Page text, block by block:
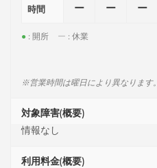
時間 ー ー ー
● : 開所 ー : 休業
※営業時間は曜日により異なります。
対象障害(概要)
情報なし
利用料金(概要)